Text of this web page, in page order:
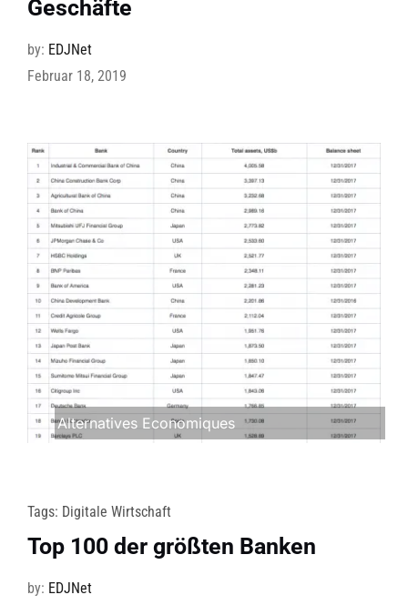
Geschäfte
by: EDJNet
Februar 18, 2019
Alternatives Economiques
Tags: Digitale Wirtschaft
Top 100 der größten Banken
by: EDJNet